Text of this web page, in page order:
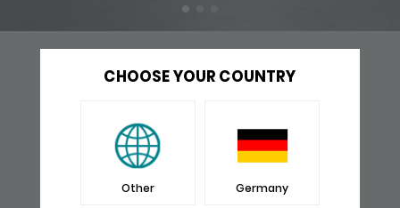
CHOOSE YOUR COUNTRY
Other Germany
VAAK SAMEN GEKOCHT